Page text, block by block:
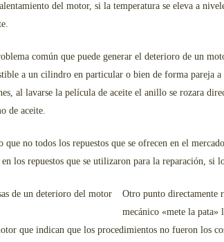
del motor, si la temperatura se eleva a
común que puede generar el deterioro de un
a un cilindro en particular o bien de forma pareja
al lavarse la película de aceite el anillo se rozara
de aceite.
que no todos los repuestos que se ofrecen en el
los repuestos que se utilizaron para la reparación, si
Otro punto directamente
mecánico «mete la pata»
que indican que los procedimientos no fueron los